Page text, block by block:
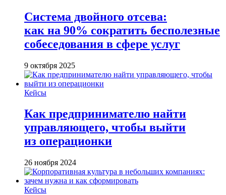
Система двойного отсева:
как на 90% сократить бесполезные
собеседования в сфере услуг
9 октября 2025
Кейсы
Как предпринимателю найти
управляющего, чтобы выйти
из операционки
26 ноября 2024
Кейсы